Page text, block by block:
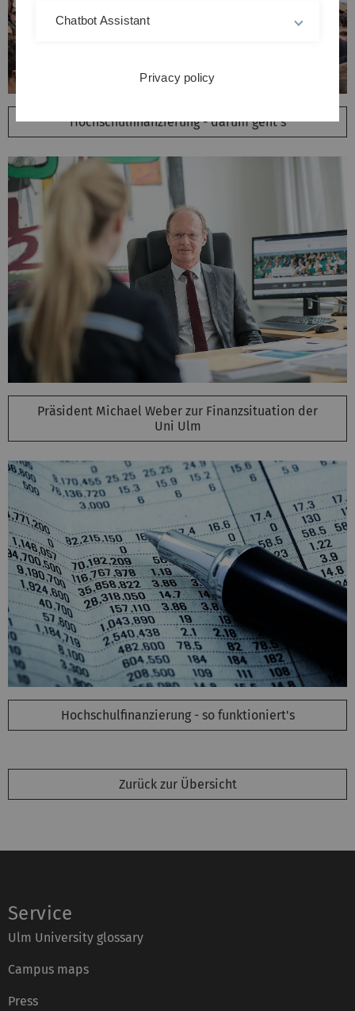
Hochschulfinanzierung - darum geht's
Präsident Michael Weber zur Finanzsituation der
Uni Ulm
Hochschulfinanzierung - so funktioniert's
Zurück zur Übersicht
Service
Ulm University glossary
Campus maps
Press
Chatbot Assistant
Privacy policy